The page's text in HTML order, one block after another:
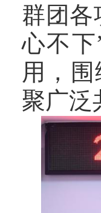
群团各
心不
用，
聚广泛